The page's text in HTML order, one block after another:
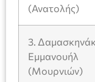
(Ανατολής)
3.
Εμμανουήλ
(Μουρνιών)